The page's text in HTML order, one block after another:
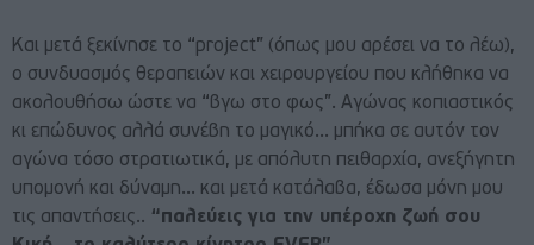
Και μετά ξεκίνησε το “project” (όπως μου αρέσει να το λέω),
ο συνδυασμός θεραπειών και χειρουργείου που κλήθηκα να
ακολουθήσω ώστε να “βγω στο φως”. Αγώνας κοπιαστικός
κι επώδυνος αλλά συνέβη το μαγικό… μπήκα σε αυτόν τον
αγώνα τόσο στρατιωτικά, με απόλυτη πειθαρχία, ανεξήγητη
υπομονή και δύναμη… και μετά κατάλαβα, έδωσα μόνη μου
τις απαντήσεις.. “παλεύεις για την υπέροχη ζωή σου